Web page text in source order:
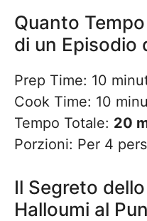
Quanto
di un Episodio
Prep Time: 10
Cook Time: 10
Tempo Totale: 20
Porzioni: Per 4
Il Segreto
Halloumi al